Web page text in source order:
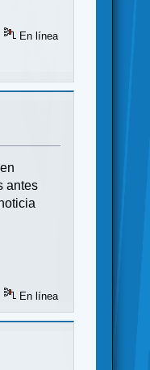
En línea
antes
En línea